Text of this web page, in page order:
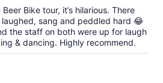
Bike tour, it’s hilarious. There
sang and peddled hard 😂
the staff on both were up for laugh
& dancing. Highly recommend.